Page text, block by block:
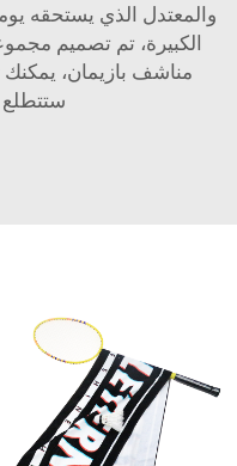
والمعتدل الذي يستحقه
الكبيرة، تم تصميم
مناشف بازيمان،
ستتطلع